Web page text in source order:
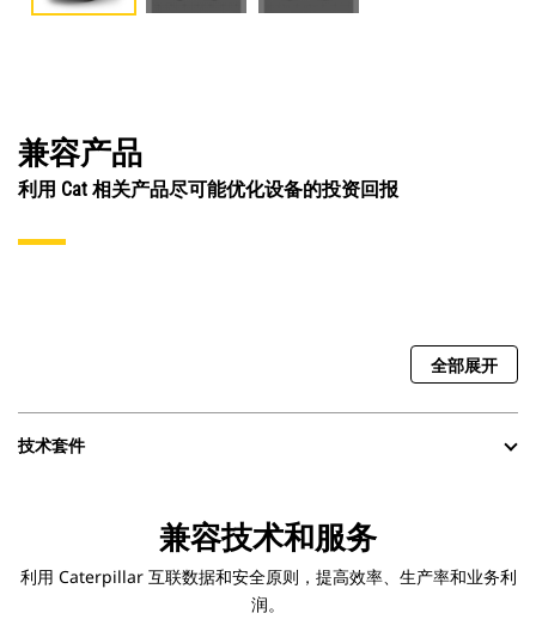
兼容产品
利用 Cat 相关产品尽可能优化设备的投资回报
全部展开
技术套件
兼容技术和服务
利用 Caterpillar 互联数据和安全原则，提高效率、生产率和业务利
润。